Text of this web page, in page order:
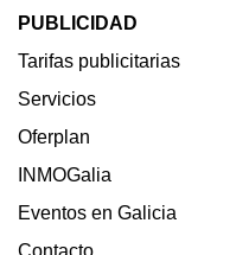
PUBLICIDAD
Tarifas publicitarias
Servicios
Oferplan
INMOGalia
Eventos en Galicia
Contacto